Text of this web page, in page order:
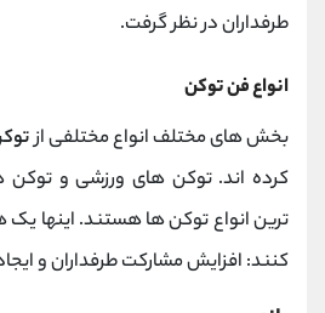
طرفداران در نظر گرفت.
انواع فن توکن
بخش های مختلف انواع مختلفی از
کرده اند. توکن های ورزشی و
ترین انواع توکن ها هستند. اینها
کنند: افزایش مشارکت طرفداران و